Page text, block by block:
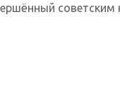
советским